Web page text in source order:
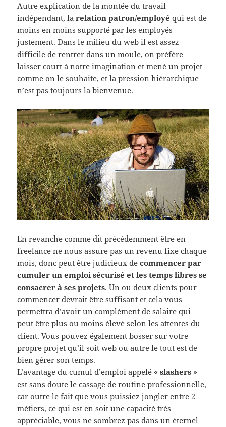
Autre explication de la montée du travail
indépendant, larelation patron/employé qui est de
moins en moins supporté par les employés
justement. Dans le milieu du web il est assez
difficile de rentrer dans un moule, on préfère
laisser court à notre imagination et mené un projet
comme on le souhaite, et la pression hiérarchique
n’est pas toujours la bienvenue.
En revanche comme dit précédemment être en
freelance ne nous assure pas un revenu fixe chaque
mois, donc peut être judicieux decommencer par
cumuler un emploi sécurisé et les temps libres se
consacrer à ses projets. Un ou deux clients pour
commencer devrait être suffisant et cela vous
permettra d’avoir un complément de salaire qui
peut être plus ou moins élevé selon les attentes du
client. Vous pouvez également bosser sur votre
propre projet qu’il soit web ou autre le tout est de
bien gérer son temps.
L’avantage du cumul d’emploi appelé « slashers »
est sans doute le cassage de routine professionnelle,
car outre le fait que vous puissiez jongler entre 2
métiers, ce qui est en soit une capacité très
appréciable, vous ne sombrez pas dans un éternel